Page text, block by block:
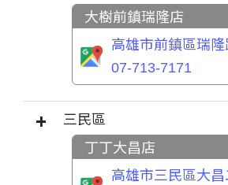
大樹前鎮瑞隆店
高雄市前鎮區瑞
07-713-7171
三民區
丁丁大昌店
高雄市三民區大